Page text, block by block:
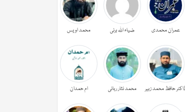
عمران محمدی ضیاء اللہ برنی محمد اویس
حافظ محمد زبیر محمد نثار ربانی ام حمدان